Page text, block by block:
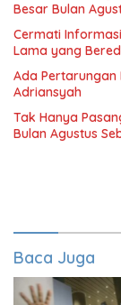
Besar Bulan
Cermati
Lama yang
Ada Pertarungan
Adriansyah
Tak Hanya
Bulan Agustus
Baca Juga